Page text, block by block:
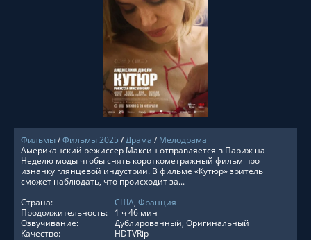
СМОТРЕТЬ ОНЛАЙН
Фильмы/Фильмы 2025 /Драма / Мелодрама
Американский режиссер Максин отправляется в Париж на
Неделю моды чтобы снять короткометражный фильм про
изнанку глянцевой индустрии. В фильме «Кутюр» зритель
сможет наблюдать, что происходит за...
Страна:
США, Франция
Продолжительность:
1 ч 46 мин
Озвучивание:
Дублированный, Оригинальный
Качество:
HDTVRip